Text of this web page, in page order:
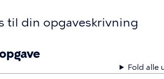
til din opgaveskrivning
Fold alle